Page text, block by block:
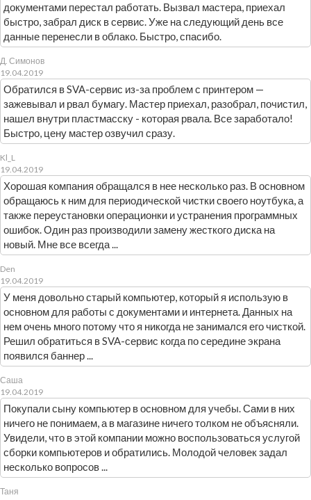
документами перестал работать. Вызвал мастера, приехал
быстро, забрал диск в сервис. Уже на следующий день все
данные перенесли в облако. Быстро, спасибо.
Д. Симонов
19.04.2019
Обратился в SVA-сервис из-за проблем с принтером —
зажевывал и рвал бумагу. Мастер приехал, разобрал, почистил,
нашел внутри пластмасску - которая рвала. Все заработало!
Быстро, цену мастер озвучил сразу.
Kl_L
19.04.2019
Хорошая компания обращался в нее несколько раз. В основном
обращаюсь к ним для периодической чистки своего ноутбука, а
также переустановки операционки и устранения программных
ошибок. Один раз производили замену жесткого диска на
новый. Мне все всегда ...
Den
19.04.2019
У меня довольно старый компьютер, который я использую в
основном для работы с документами и интернета. Данных на
нем очень много потому что я никогда не занимался его чисткой.
Решил обратиться в SVA-сервис когда по середине экрана
появился баннер ...
Саша
19.04.2019
Покупали сыну компьютер в основном для учебы. Сами в них
ничего не понимаем, а в магазине ничего толком не объясняли.
Увидели, что в этой компании можно воспользоваться услугой
сборки компьютеров и обратились. Молодой человек задал
несколько вопросов ...
Таня